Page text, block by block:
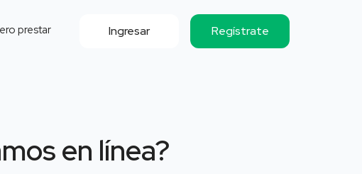
prestar Ingresar Regístrate
en línea?